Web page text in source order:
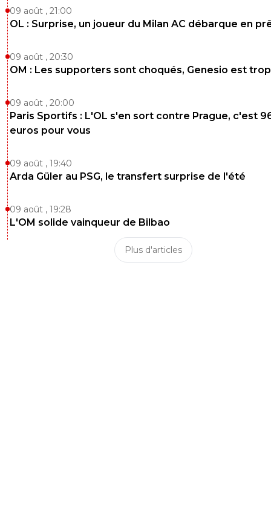
09 août , 21:00
OL : Surprise, un joueur du Milan AC débarque en
09 août , 20:30
OM : Les supporters sont choqués, Genesio est
09 août , 20:00
Paris Sportifs : L'OL s'en sort contre Prague, c'est
euros pour vous
09 août , 19:40
Arda Güler au PSG, le transfert surprise de l'été
09 août , 19:28
L'OM solide vainqueur de Bilbao
Plus d'articles